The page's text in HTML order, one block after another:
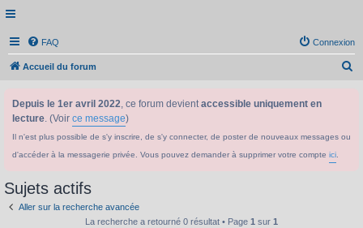
FAQ Connexion
Accueil du forum
Depuis le 1er avril 2022, ce forum devientaccessible uniquement en
lecture. (Voir ce message)
Il n'est plus possible de s'y inscrire, de s'y connecter, de poster de nouveaux messages ou
d'accéder à la messagerie privée. Vous pouvez demander à supprimer votre compte ici
Sujets actifs
Aller sur la recherche avancée
La recherche a retourné 0 résultat • Page 1 sur 1